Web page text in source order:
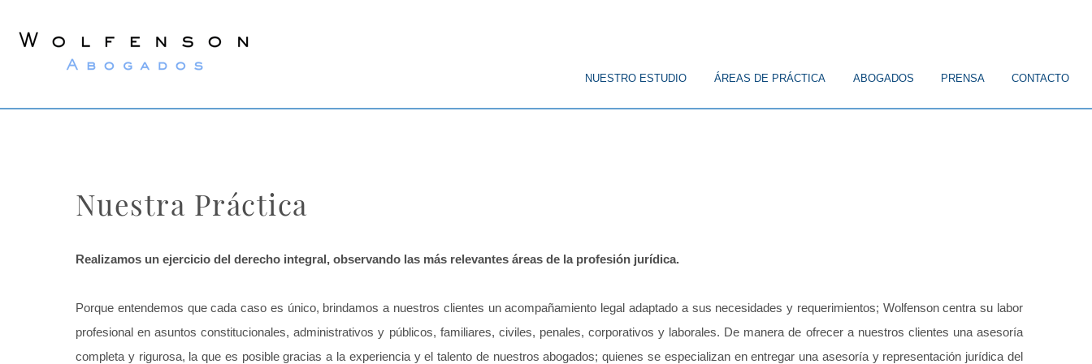
NUESTRO ESTUDIO ÁREAS DE PRÁCTICA ABOGADOS PRENSA CONTACTO
Nuestra Práctica
Realizamos un ejercicio del derecho integral, observando las más relevantes áreas de la profesión jurídica.
Porque entendemos que cada caso es único, brindamos a nuestros clientes un acompañamiento legal adaptado a sus necesidades y requerimientos; Wolfenson centra su labor
profesional en asuntos constitucionales, administrativos y públicos, familiares, civiles, penales, corporativos y laborales. De manera de ofrecer a nuestros clientes una asesoría
completa y rigurosa, la que es posible gracias a la experiencia y el talento de nuestros abogados; quienes se especializan en entregar una asesoría y representación jurídica del
Wolfenson